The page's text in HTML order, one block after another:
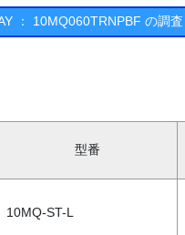
： 10MQ060TRNPBF の調
型番
10MQ-ST-L